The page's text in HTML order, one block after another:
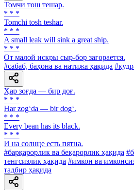
Томчи тош тешар.
* * *
Tomchi tosh teshar.
* * *
A small leak will sink a great ship.
* * *
От малой искры сыр-бор загорается.
#сабаб, баҳона ва натижа ҳақида
Ҳар зоғда — бир доғ.
* * *
Har zog‘da — bir dog‘.
* * *
Every bean has its black.
* * *
И на солнце есть пятна.
#барқарорлик ва беқарорлик ҳақида
тенгсизлик ҳақида #имкон ва
тадбир ҳақида